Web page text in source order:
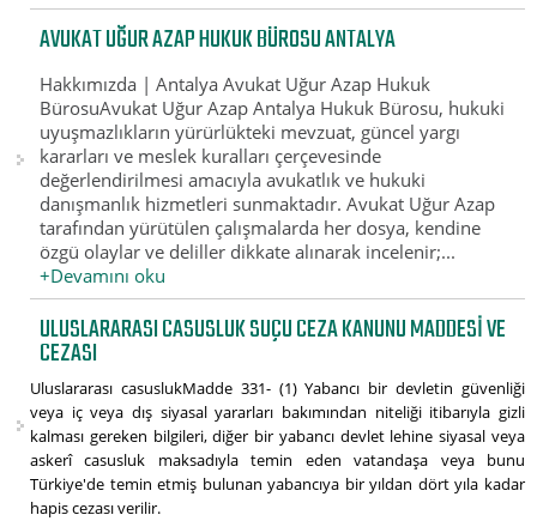
AVUKAT UĞUR AZAP HUKUK BÜROSU ANTALYA
Hakkımızda | Antalya Avukat Uğur Azap Hukuk
BürosuAvukat Uğur Azap Antalya Hukuk Bürosu, hukuki
uyuşmazlıkların yürürlükteki mevzuat, güncel yargı
kararları ve meslek kuralları çerçevesinde
değerlendirilmesi amacıyla avukatlık ve hukuki
danışmanlık hizmetleri sunmaktadır. Avukat Uğur Azap
tarafından yürütülen çalışmalarda her dosya, kendine
özgü olaylar ve deliller dikkate alınarak incelenir;...
+Devamını oku
ULUSLARARASI CASUSLUK SUÇU CEZA KANUNU MADDESI VE
CEZASI
Uluslararası casuslukMadde 331- (1) Yabancı bir devletin güvenliği
veya iç veya dış siyasal yararları bakımından niteliği itibarıyla gizli
kalması gereken bilgileri, diğer bir yabancı devlet lehine siyasal veya
askerî casusluk maksadıyla temin eden vatandaşa veya bunu
Türkiye'de temin etmiş bulunan yabancıya bir yıldan dört yıla kadar
hapis cezası verilir.